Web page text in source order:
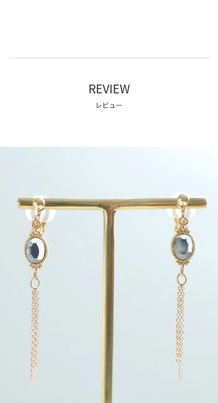
REVIEW
レビュー